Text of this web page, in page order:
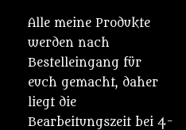
Alle meine Produkte
werden nach
Bestelleingang für
euch gemacht, daher
liegt die
Bearbeitungszeit bei 4-